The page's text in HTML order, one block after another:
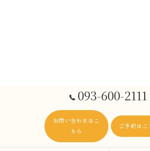
093-600-2111
お問い合わせはこ
ちら
ご予約はこ